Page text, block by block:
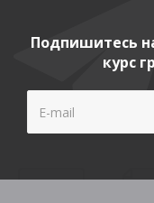
Подпишитесь
курс